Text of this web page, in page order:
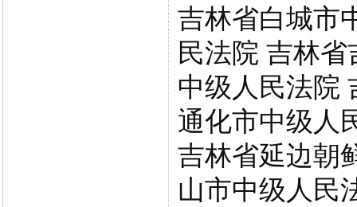
吉林省白城市
民法院 吉林
中级人民法院
通化市中级人
吉林省延边朝
山市中级人民